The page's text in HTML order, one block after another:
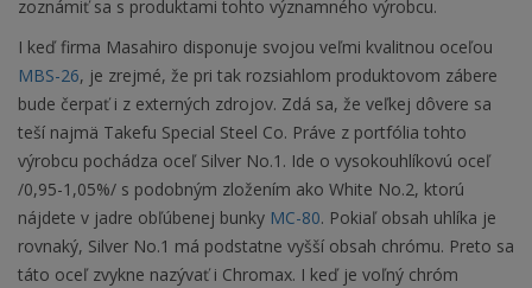
zoznámiť sa s produktami tohto významného výrobcu.
I keď firma Masahiro disponuje svojou veľmi kvalitnou oceľou
MBS-26, je zrejmé, že pri tak rozsiahlom produktovom zábere
bude čerpať i z externých zdrojov. Zdá sa, že veľkej dôvere sa
teší najmä Takefu Special Steel Co. Práve z portfólia tohto
výrobcu pochádza oceľ Silver No.1. Ide o vysokouhlíkovú oceľ
/0,95-1,05%/ s podobným zložením ako White No.2, ktorú
nájdete v jadre obľúbenej bunky MC-80. Pokiaľ obsah uhlíka je
rovnaký, Silver No.1 má podstatne vyšší obsah chrómu. Preto sa
táto oceľ zvykne nazývať i Chromax. I keď je voľný chróm